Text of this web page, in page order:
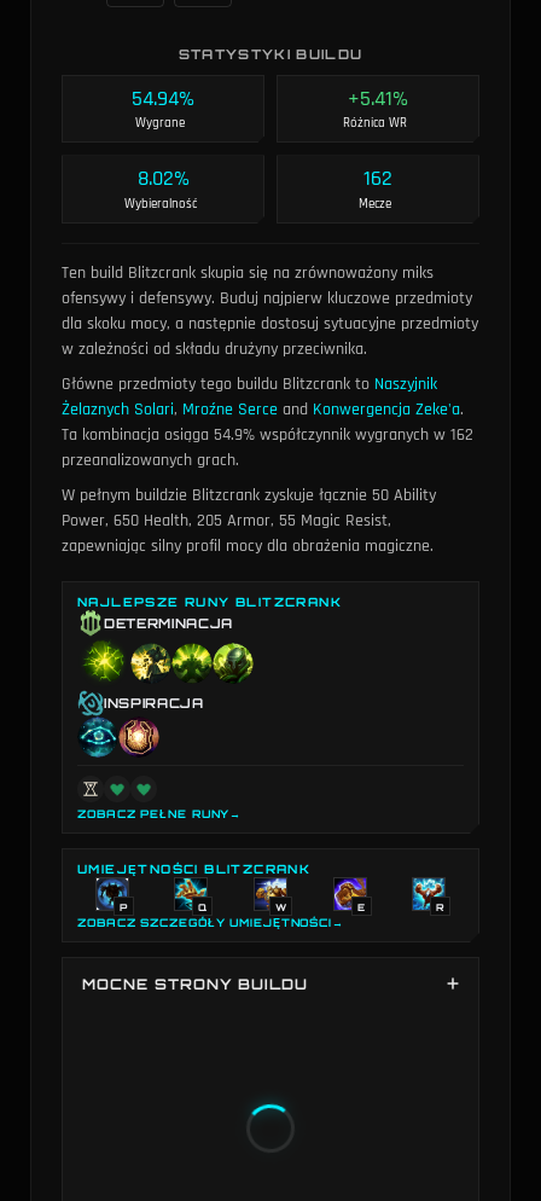
STATYSTYKI BUILDU
54.94%
Wygrane
+5.41%
Różnica WR
8.02%
Wybieralność
162
Mecze
Ten build Blitzcrank skupia się na zrównoważony miks
ofensywy i defensywy. Buduj najpierw kluczowe przedmioty
dla skoku mocy, a następnie dostosuj sytuacyjne przedmioty
w zależności od składu drużyny przeciwnika.
Główne przedmioty tego buildu Blitzcrank to Naszyjnik
Żelaznych Solari, Mroźne Serce and Konwergencja Zeke'a.
Ta kombinacja osiąga 54.9% współczynnik wygranych w 162
przeanalizowanych grach.
W pełnym buildzie Blitzcrank zyskuje łącznie 50 Ability
Power, 650 Health, 205 Armor, 55 Magic Resist,
zapewniając silny profil mocy dla obrażenia magiczne.
NAJLEPSZE RUNY BLITZCRANK
DETERMINACJA
INSPIRACJA
ZOBACZ PEŁNE RUNY→
UMIEJĘTNOŚCI BLITZCRANK
P Q W E R
ZOBACZ SZCZEGÓŁY UMIEJĘTNOŚCI→
MOCNE STRONY BUILDU
Efektywność złota, Obrażenia fizyczne.